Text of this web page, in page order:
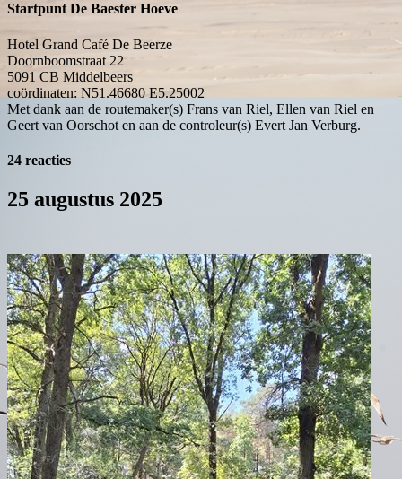
Startpunt De Baester Hoeve
Hotel Grand Café De Beerze
Doornboomstraat 22
5091 CB Middelbeers
coördinaten: N51.46680 E5.25002
Met dank aan de routemaker(s) Frans van Riel, Ellen van Riel en
Geert van Oorschot en aan de controleur(s) Evert Jan Verburg.
24 reacties
25 augustus 2025